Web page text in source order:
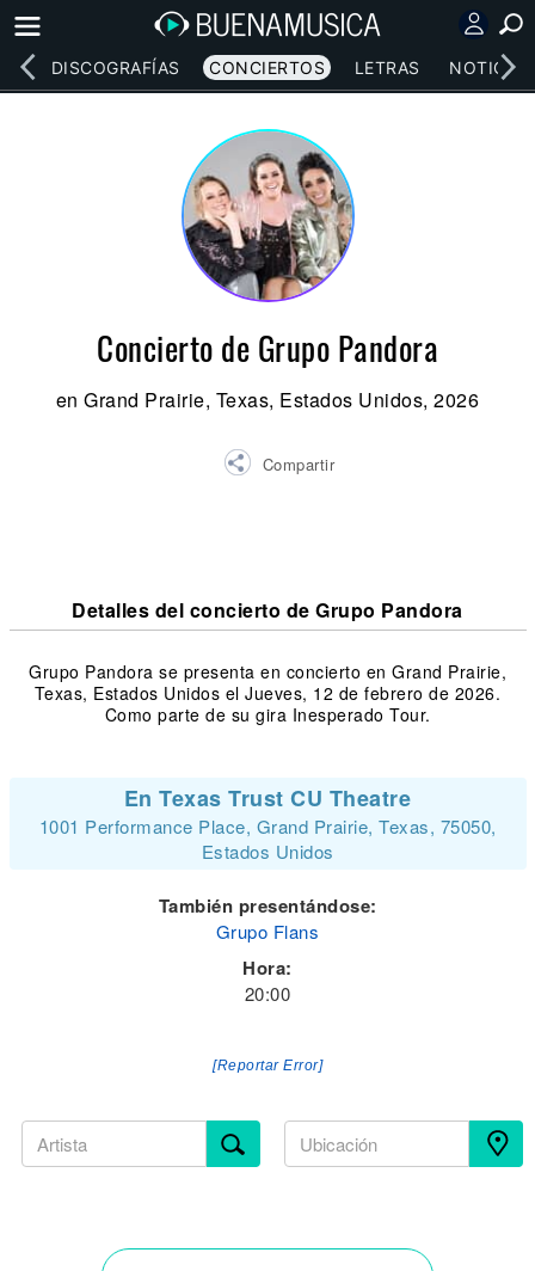
DISCOGRAFÍAS CONCIERTOS LETRAS NOTICIAS
Concierto de Grupo Pandora
en Grand Prairie, Texas, Estados Unidos, 2026
Compartir
Detalles del concierto de Grupo Pandora
Grupo Pandora se presenta en concierto en Grand Prairie,
Texas, Estados Unidos el Jueves, 12 de febrero de 2026.
Como parte de su gira Inesperado Tour.
En Texas Trust CU Theatre
1001 Performance Place, Grand Prairie, Texas, 75050,
Estados Unidos
También presentándose:
Grupo Flans
Hora:
20:00
[Reportar Error]